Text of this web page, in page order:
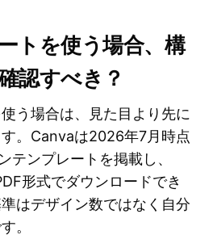
トを使う場合、構
認すべき？
う場合は、見た目より先に
。Canvaは2026年7月時点
テンプレートを掲載し、
形式でダウンロードでき
はデザイン数ではなく自分
。